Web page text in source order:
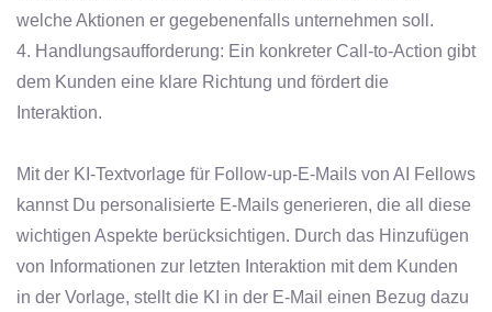
welche Aktionen er gegebenenfalls unternehmen soll.
4. Handlungsaufforderung: Ein konkreter Call-to-Action gibt
dem Kunden eine klare Richtung und fördert die
Interaktion.
Mit der KI-Textvorlage für Follow-up-E-Mails von AI Fellows
kannst Du personalisierte E-Mails generieren, die all diese
wichtigen Aspekte berücksichtigen. Durch das Hinzufügen
von Informationen zur letzten Interaktion mit dem Kunden
in der Vorlage, stellt die KI in der E-Mail einen Bezug dazu